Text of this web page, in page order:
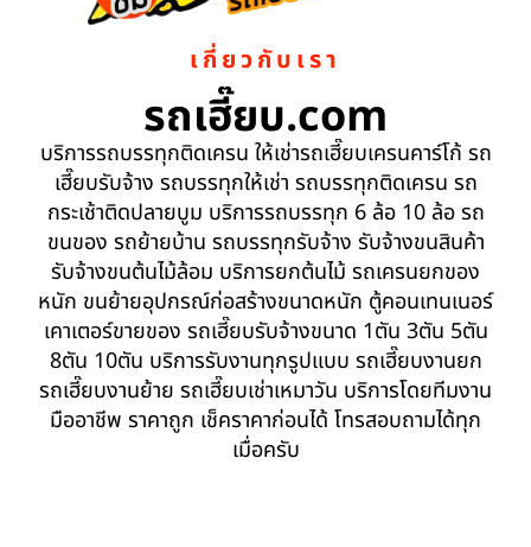
เกี่ยวกับเรา
รถเฮี๊ยบ.com
บริการรถบรรทุกติดเครน ให้เช่ารถเฮี๊ยบเครนคาร์โก้ รถ
เฮี๊ยบรับจ้าง รถบรรทุกให้เช่า รถบรรทุกติดเครน รถ
กระเช้าติดปลายบูม บริการรถบรรทุก 6 ล้อ 10 ล้อ รถ
ขนของ รถย้ายบ้าน รถบรรทุกรับจ้าง รับจ้างขนสินค้า
รับจ้างขนต้นไม้ล้อม บริการยกต้นไม้ รถเครนยกของ
หนัก ขนย้ายอุปกรณ์ก่อสร้างขนาดหนัก ตู้คอนเทนเนอร์
เคาเตอร์ขายของ รถเฮี๊ยบรับจ้างขนาด 1ตัน 3ตัน 5ตัน
8ตัน 10ตัน บริการรับงานทุกรูปแบบ รถเฮี๊ยบงานยก
รถเฮี๊ยบงานย้าย รถเฮี๊ยบเช่าเหมาวัน บริการโดยทีมงาน
มืออาชีพ ราคาถูก เช็คราคาก่อนได้ โทรสอบถามได้ทุก
เมื่อครับ